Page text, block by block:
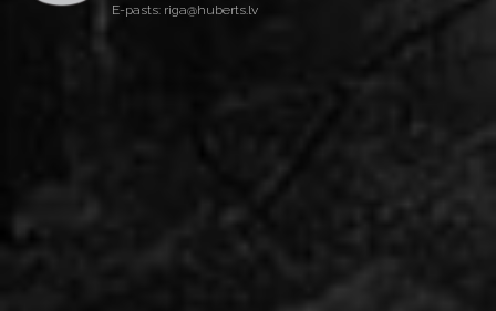
E-pasts: riga@huberts.lv